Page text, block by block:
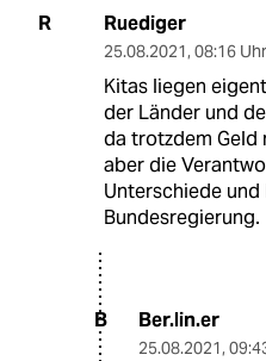
R Ruediger
25.08.2021, 08:16 Uhr
Kitas liegen
der Länder und
da trotzdem Geld
aber die
Unterschiede
Bundesregierung.
B Ber.lin.er
25.08.2021,